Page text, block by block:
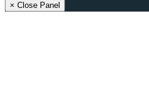
× Close Panel